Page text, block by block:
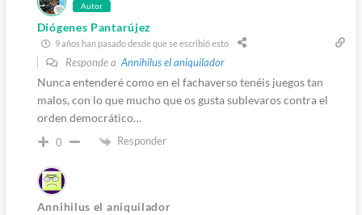
Autor
Diógenes Pantarújez
9 años han pasado desde que se escribió esto
Responde aAnnihilus el aniquilador
Nunca entenderé como en el fachaverso tenéis juegos tan
malos, con lo que mucho que os gusta sublevaros contra el
orden democrático…
0 Responder
Annihilus el aniquilador